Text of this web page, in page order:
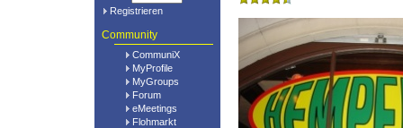
Registrieren
Community
CommuniX
MyProfile
MyGroups
Forum
eMeetings
Flohmarkt